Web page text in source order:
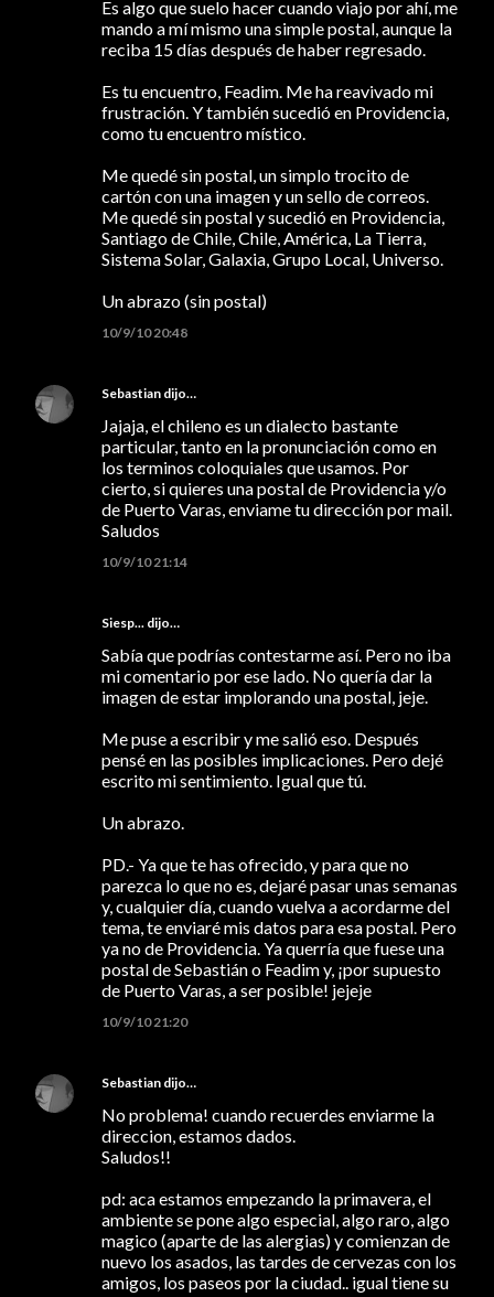
Es algo que suelo hacer cuando viajo por ahí, me
mando a mí mismo una simple postal, aunque la
reciba 15 días después de haber regresado.
Es tu encuentro, Feadim. Me ha reavivado mi
frustración. Y también sucedió en Providencia,
como tu encuentro místico.
Me quedé sin postal, un simplo trocito de
cartón con una imagen y un sello de correos.
Me quedé sin postal y sucedió en Providencia,
Santiago de Chile, Chile, América, La Tierra,
Sistema Solar, Galaxia, Grupo Local, Universo.
Un abrazo (sin postal)
10/9/10 20:48
Sebastian dijo…
Jajaja, el chileno es un dialecto bastante
particular, tanto en la pronunciación como en
los terminos coloquiales que usamos. Por
cierto, si quieres una postal de Providencia y/o
de Puerto Varas, enviame tu dirección por mail.
Saludos
10/9/10 21:14
Siesp... dijo…
Sabía que podrías contestarme así. Pero no iba
mi comentario por ese lado. No quería dar la
imagen de estar implorando una postal, jeje.
Me puse a escribir y me salió eso. Después
pensé en las posibles implicaciones. Pero dejé
escrito mi sentimiento. Igual que tú.
Un abrazo.
PD.- Ya que te has ofrecido, y para que no
parezca lo que no es, dejaré pasar unas semanas
y, cualquier día, cuando vuelva a acordarme del
tema, te enviaré mis datos para esa postal. Pero
ya no de Providencia. Ya querría que fuese una
postal de Sebastián o Feadim y, ¡por supuesto
de Puerto Varas, a ser posible! jejeje
10/9/10 21:20
Sebastian dijo…
No problema! cuando recuerdes enviarme la
direccion, estamos dados.
Saludos!!
pd: aca estamos empezando la primavera, el
ambiente se pone algo especial, algo raro, algo
magico (aparte de las alergias) y comienzan de
nuevo los asados, las tardes de cervezas con los
amigos, los paseos por la ciudad.. igual tiene su